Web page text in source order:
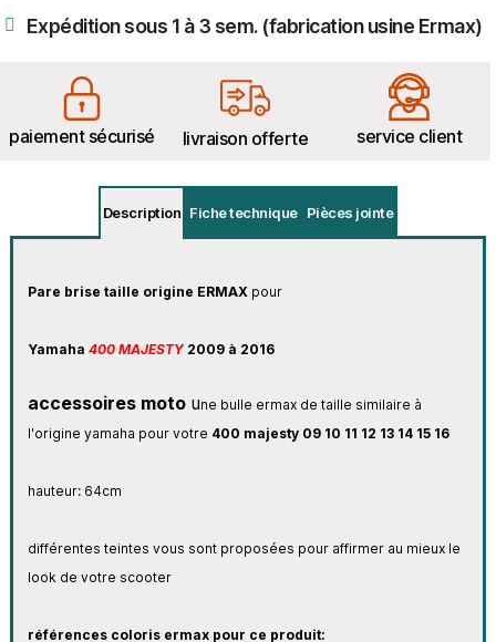
Expédition sous 1 à 3 sem. (fabrication usine Ermax)
paiement sécurisé livraison offerte service client
Description Fiche technique Pièces jointe
Pare brise taille origine ERMAX pour
Yamaha 400 MAJESTY2009 à 2016
accessoires motoune bulle ermax de taille similaire à
l'origine yamaha pour votre 400 majesty 09 10 11 12 13 14 15 16
hauteur: 64cm
différentes teintes vous sont proposées pour affirmer au mieux le
look de votre scooter
références coloris ermax pour ce produit: